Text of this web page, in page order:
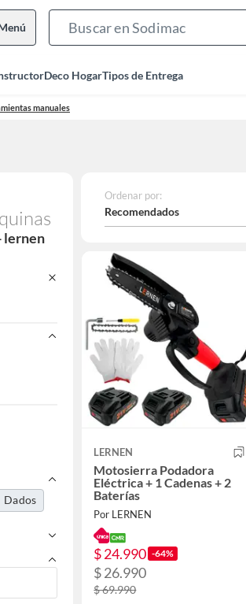
Deco HogarTipos de Entrega
manuales
lernen
Dados
Ordenar por:
Recomendados
LERNEN
Motosierra Podadora
Eléctrica + 1 Cadenas + 2
Baterías
Por LERNEN
$ 24.990 -64%
$ 26.990
$ 69.990